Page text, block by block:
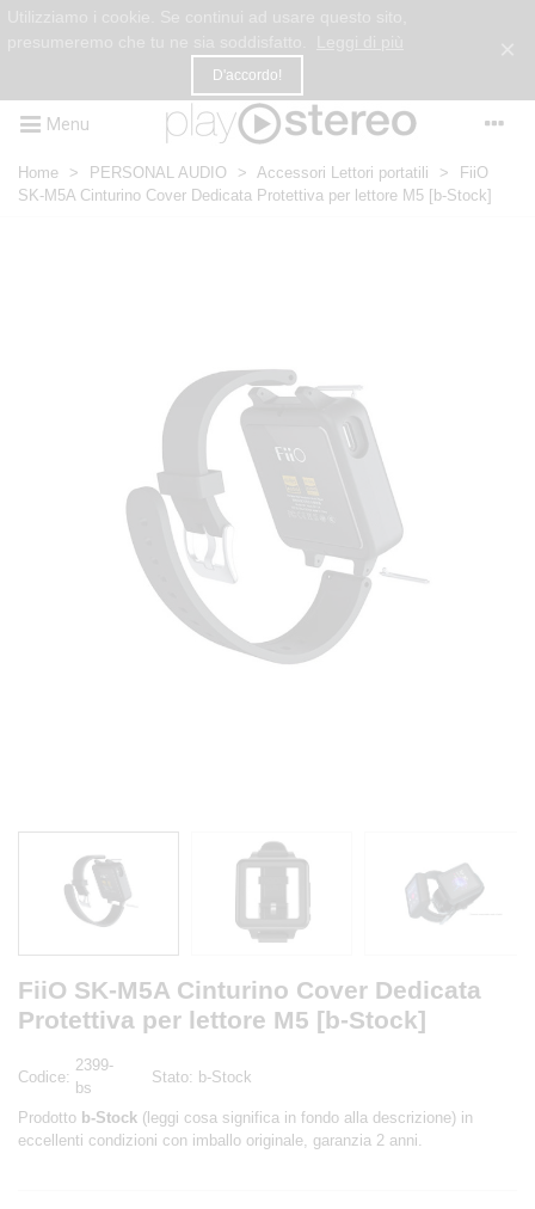
D'accordo!
Menu
Home > PERSONAL AUDIO > Accessori Lettori portatili >
FiiO
SK-M5A Cinturino Cover Dedicata Protettiva per lettore M5 [b-Stock]
FiiO SK-M5A Cinturino Cover Dedicata
Protettiva per lettore M5 [b-Stock]
Codice:
2399-
bs
Stato: b-Stock
Prodotto b-Stock (leggi cosa significa in fondo alla descrizione) in
eccellenti condizioni con imballo originale, garanzia 2 anni.